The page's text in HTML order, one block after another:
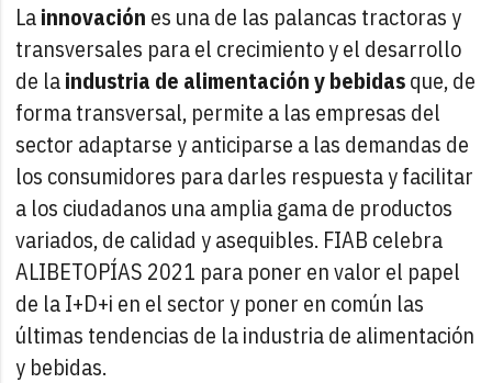
Lainnovación es una de las palancas tractoras y
transversales para el crecimiento y el desarrollo
de laindustria de alimentación y bebidasque, de
forma transversal, permite a las empresas del
sector adaptarse y anticiparse a las demandas de
los consumidores para darles respuesta y facilitar
a los ciudadanos una amplia gama de productos
variados, de calidad y asequibles. FIAB celebra
ALIBETOPÍAS 2021 para poner en valor el papel
de la I+D+i en el sector y poner en común las
últimas tendencias de la industria de alimentación
y bebidas.